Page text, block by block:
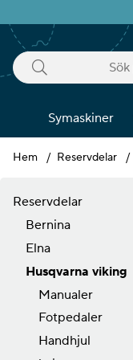
Symaskiner
Hem Reservdelar
Reservdelar
Bernina
Elna
Husqvarna viking
Manualer
Fotpedaler
Handhjul